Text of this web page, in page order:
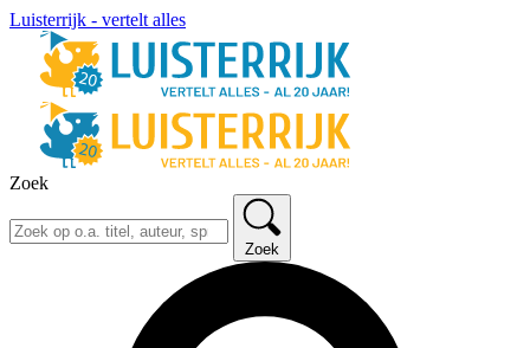
Luisterrijk - vertelt alles
Zoek
Zoek